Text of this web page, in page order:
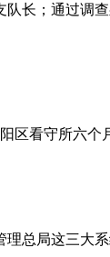
长；通过调
看守所六
总局这三大